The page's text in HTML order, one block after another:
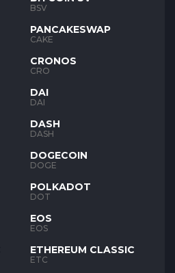
BSV
PANCAKESWAP
CAKE
CRONOS
CRO
DAI
DAI
DASH
DASH
DOGECOIN
DOGE
POLKADOT
DOT
EOS
EOS
ETHEREUM CLASSIC
ETC